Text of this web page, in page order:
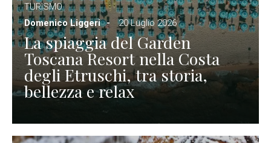
TURISMO
Domenico Liggeri
20 Luglio 2026
La spiaggia del Garden
Toscana Resort nella Costa
degli Etruschi, tra storia,
bellezza e relax